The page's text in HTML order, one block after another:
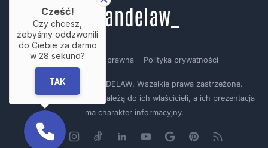
Regulamin Nota prawna Polityka prywatności
Copyright © by BRANDELAW. Wszelkie prawa zastrzeżone.
Prezentowane logotypy należą do ich właścicieli, a ich prezentacja
ma charakter informacyjny.
Cześć!
Czy chcesz,
żebyśmy oddzwonili
do Ciebie za darmo
w 28 sekund?
TAK